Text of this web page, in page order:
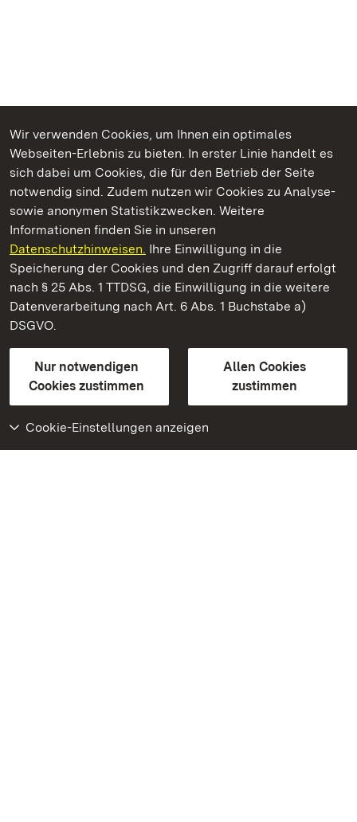
Wir verwenden Cookies, um Ihnen ein optimales
Webseiten-Erlebnis zu bieten. In erster Linie handelt es
sich dabei um Cookies, die für den Betrieb der Seite
notwendig sind. Zudem nutzen wir Cookies zu Analyse-
sowie anonymen Statistikzwecken. Weitere
Informationen finden Sie in unseren
Datenschutzhinweisen. Ihre Einwilligung in die
Speicherung der Cookies und den Zugriff darauf erfolgt
nach § 25 Abs. 1 TTDSG, die Einwilligung in die weitere
Datenverarbeitung nach Art. 6 Abs. 1 Buchstabe a)
DSGVO.
Nur notwendigen
Cookies zustimmen
Allen Cookies
zustimmen
Cookie-Einstellungen anzeigen
Kommen. Staunen. Genießen.
Residenzschloss Rastatt
Staatliche Schlösser und Gärten Baden-Württemberg
Kontakt
GebärdenspracheLeichte Sprache
Erklärung zur Barrierefreiheit
BITV-konform (geprüfte Seiten)
Weiteres